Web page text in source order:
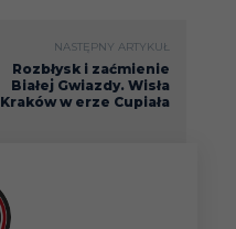
NASTĘPNY ARTYKUŁ
Rozbłysk i zaćmienie
Białej Gwiazdy. Wisła
Kraków w erze Cupiała